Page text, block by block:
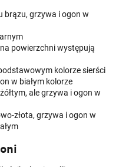
brązu, grzywa i ogon w
powierzchni występują
kolorze sierści
w białym kolorze
ale grzywa i ogon w
złota, grzywa i ogon w